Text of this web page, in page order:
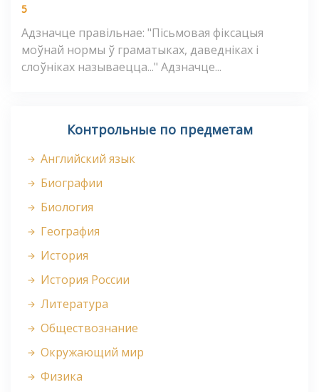
5
Адзначце правільнае: "Пісьмовая фіксацыя
моўнай нормы ў граматыках, даведніках і
слоўніках называецца..." Адзначце...
Контрольные по предметам
Английский язык
Биографии
Биология
География
История
История России
Литература
Обществознание
Окружающий мир
Физика